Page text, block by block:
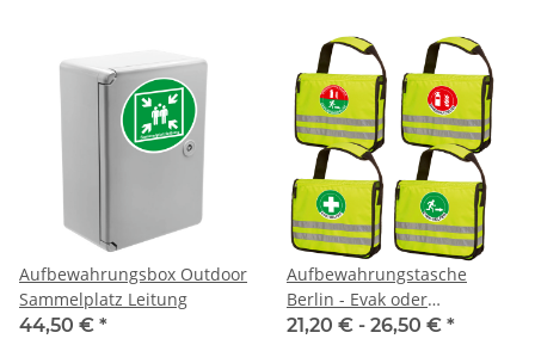
Aufbewahrungsbox Outdoor
Sammelplatz Leitung
44,50 € *
Aufbewahrungstasche
Berlin - Evak oder
Brandschutztasche (ohne
21,20 € - 26,50 € *